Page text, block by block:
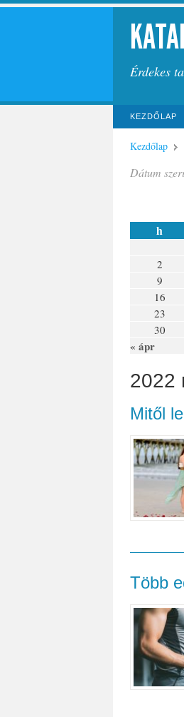
Érdekes
KEZDŐLAP
Kezdőlap
Dátum
h
« ápr
2
9
16
23
30
2022
Mitől
Több